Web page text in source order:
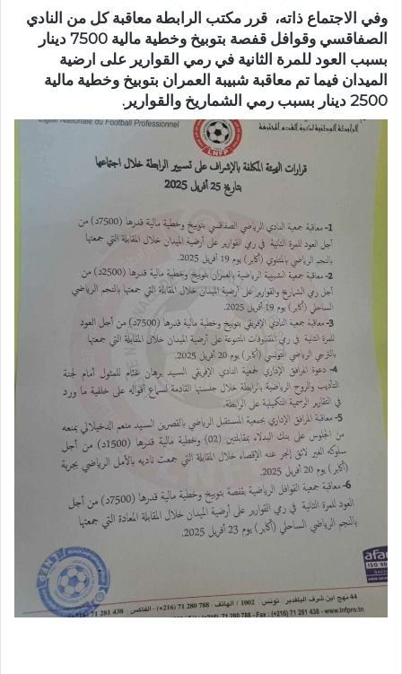
وفي الاجتماع ذاته، قرر مكتب الرابطة معاقبة كل من النادي
الصفاقسي وقوافل قفصة بتوبيخ وخطية مالية 7500 دينار
بسبب العود للمرة الثانية في رمي القوارير على ارضية
الميدان فيما تم معاقبة شبيبة العمران بتوبيخ وخطية مالية
2500 دينار بسبب رمي الشماريخ والقوارير.